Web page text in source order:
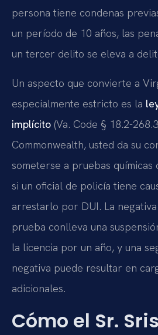
persona tiene condenas
un período de 10 años, las
un tercer delito se eleva a
Un aspecto que convierte a
especialmente estricto es la
implícito (Va. Code § 18.2-
Commonwealth, usted da su
someterse a pruebas químicas
si un oficial de policía tiene
arrestarlo por DUI. La
prueba conlleva una
la licencia por un año, y una
negativa puede resultar en
adicionales.
Cómo el Sr.